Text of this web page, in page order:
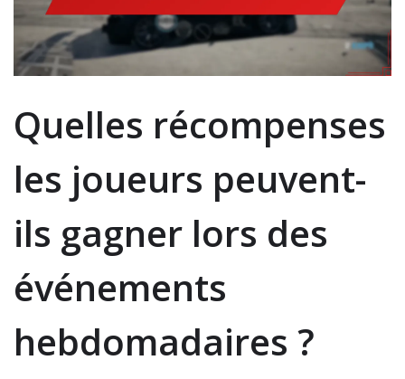
Quelles récompenses
les joueurs peuvent-
ils gagner lors des
événements
hebdomadaires ?